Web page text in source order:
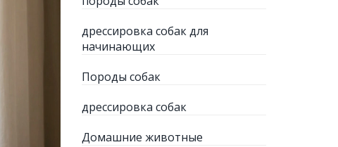
дрессировка собак для
начинающих
Породы собак
дрессировка собак
Домашние животные